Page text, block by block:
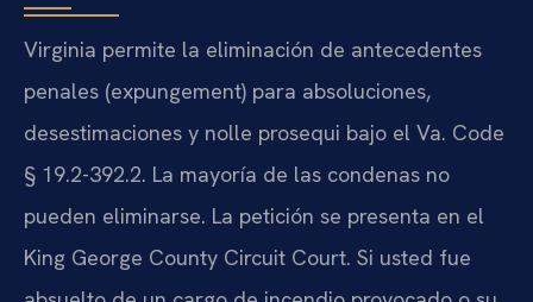
Virginia permite la eliminación de antecedentes
penales (expungement) para absoluciones,
desestimaciones y nolle prosequi bajo el Va. Code
§ 19.2-392.2. La mayoría de las condenas no
pueden eliminarse. La petición se presenta en el
King George County Circuit Court. Si usted fue